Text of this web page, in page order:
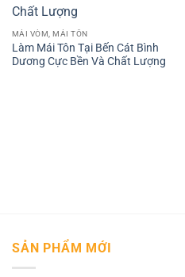
MÁI VÒM, MÁI TÔN
Làm Mái Tôn Tại Bến Cát Bình
Dương Cực Bền Và Chất Lượng
SẢN PHẨM MỚI